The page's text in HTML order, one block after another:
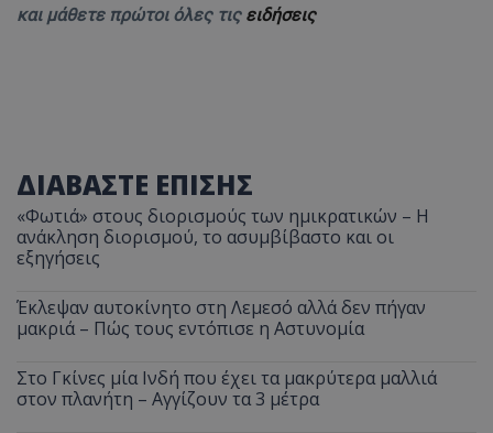
και μάθετε πρώτοι όλες τις ειδήσεις
ΔΙΑΒΑΣΤΕ ΕΠΙΣΗΣ
«Φωτιά» στους διορισμούς των ημικρατικών – Η
ανάκληση διορισμού, το ασυμβίβαστο και οι
εξηγήσεις
Έκλεψαν αυτοκίνητο στη Λεμεσό αλλά δεν πήγαν
μακριά – Πώς τους εντόπισε η Αστυνομία
Στο Γκίνες μία Ινδή που έχει τα μακρύτερα μαλλιά
στον πλανήτη – Αγγίζουν τα 3 μέτρα